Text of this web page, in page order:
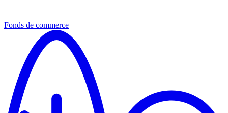
Fonds de commerce